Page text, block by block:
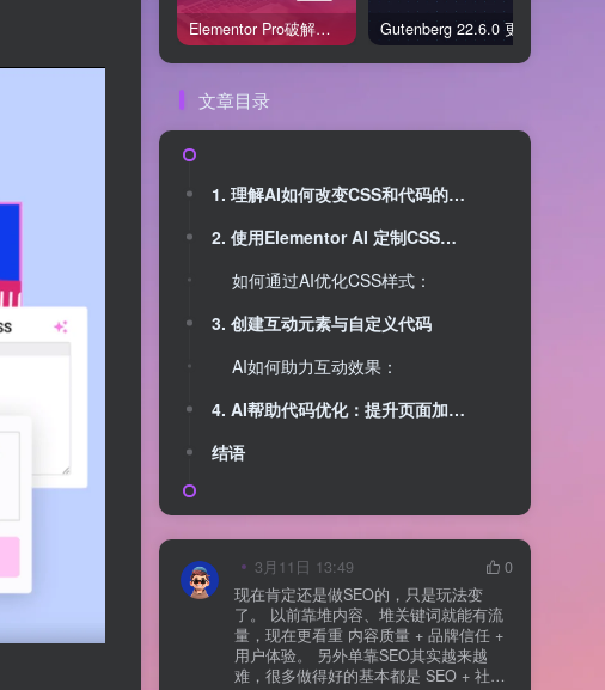
Elementor Pro破解版还能用吗？2026年常见风险与后果盘点
文章目录
1. 理解AI如何改变CSS和代码的应用
2. 使用Elementor AI 定制CSS来提升登录页视觉效果
如何通过AI优化CSS样式：
3. 创建互动元素与自定义代码
AI如何助力互动效果：
4. AI帮助代码优化：提升页面加载速度和性能
结语
3月11日 13:49
0
现在肯定还是做SEO的，只是玩法变
了。 以前靠堆内容、堆关键词就能有流
量，现在更看重 内容质量 + 品牌信任 +
用户体验。 另外单靠SEO其实越来越
难，很多做得好的基本都是 SEO + 社媒